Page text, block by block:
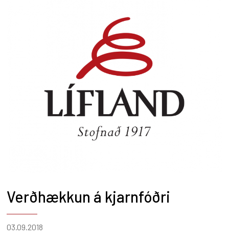
Verðhækkun á kjarnfóðri
03.09.2018